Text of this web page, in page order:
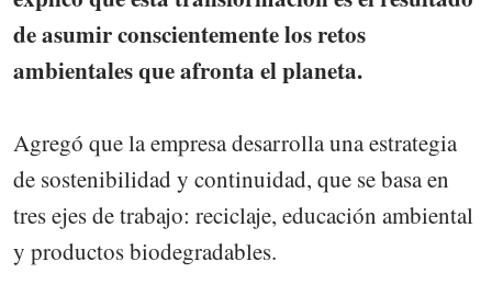
de asumir conscientemente los retos
ambientales que afronta el planeta.
Agregó que la empresa desarrolla una estrategia
de sostenibilidad y continuidad, que se basa en
tres ejes de trabajo: reciclaje, educación ambiental
y productos biodegradables.